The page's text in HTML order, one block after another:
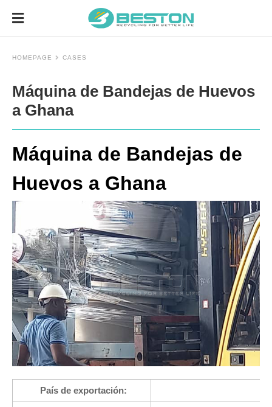
HOMEPAGE CASES
Máquina de Bandejas de Huevos
a Ghana
Máquina de Bandejas de
Huevos a Ghana
País de exportación: